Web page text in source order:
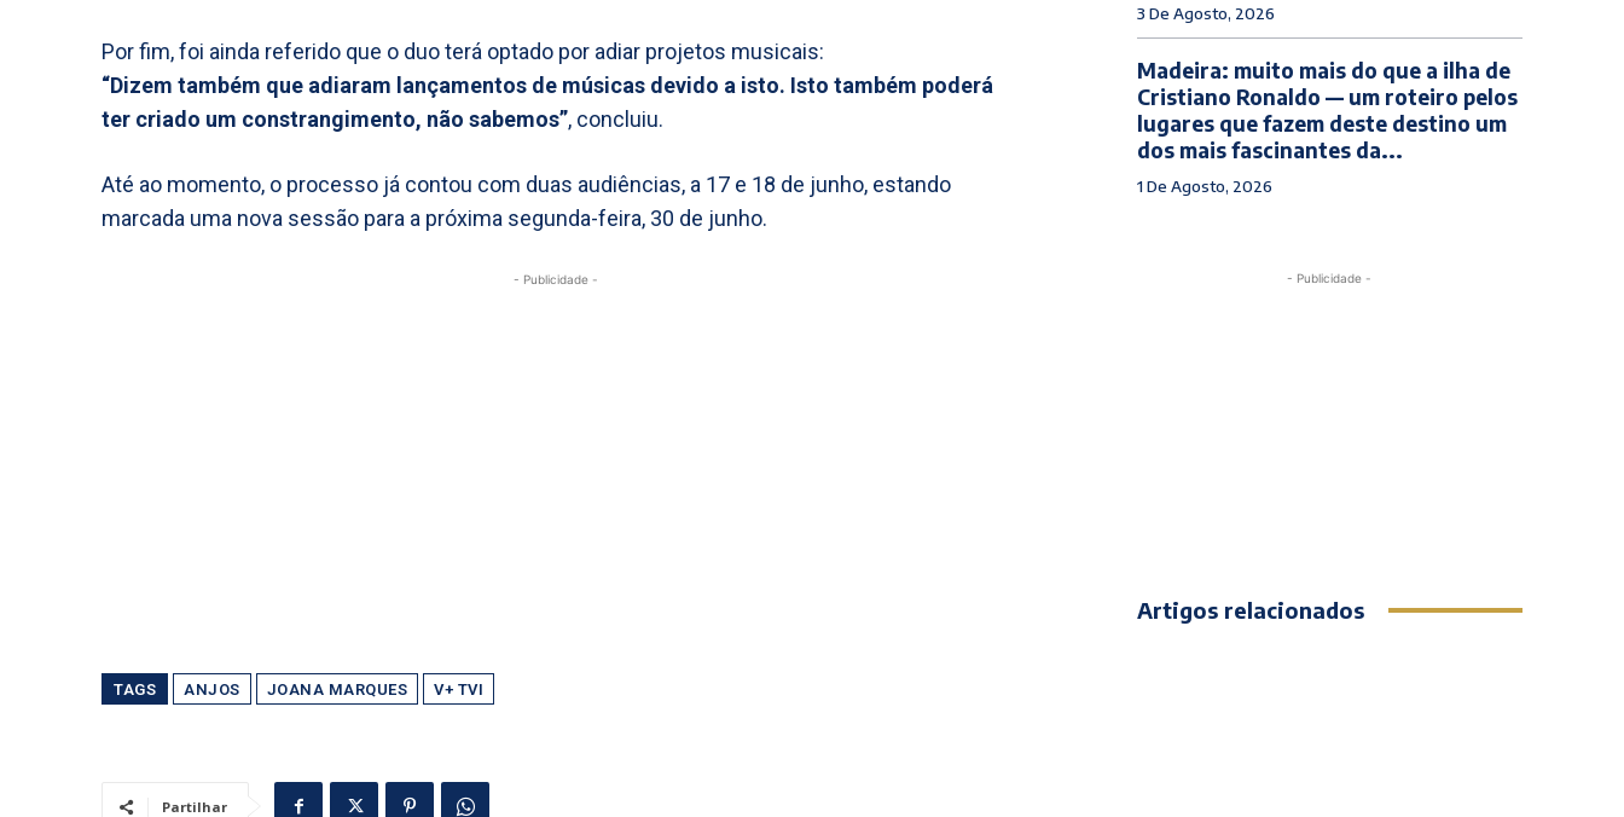
Por fim, foi ainda referido que o duo terá optado por adiar projetos musicais:
“Dizem também que adiaram lançamentos de músicas devido a isto. Isto também poderá
ter criado um constrangimento, não sabemos”, concluiu.
Até ao momento, o processo já contou com duas audiências, a 17 e 18 de junho, estando
marcada uma nova sessão para a próxima segunda-feira, 30 de junho.
- Publicidade -
TAGS ANJOS JOANA MARQUES V+ TVI
Partilhar
3 De Agosto, 2026
Madeira: muito mais do que a ilha de
Cristiano Ronaldo — um roteiro pelos
lugares que fazem deste destino um
dos mais fascinantes da...
1 De Agosto, 2026
- Publicidade -
Artigos relacionados